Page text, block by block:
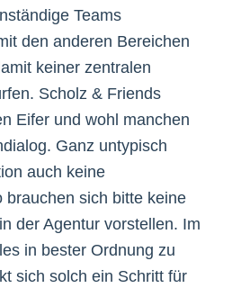
Teams
den anderen Bereichen
keiner zentralen
Scholz & Friends
Eifer und wohl manchen
Ganz untypisch
auch keine
brauchen sich bitte keine
der Agentur vorstellen. Im
in bester Ordnung zu
sich solch ein Schritt für